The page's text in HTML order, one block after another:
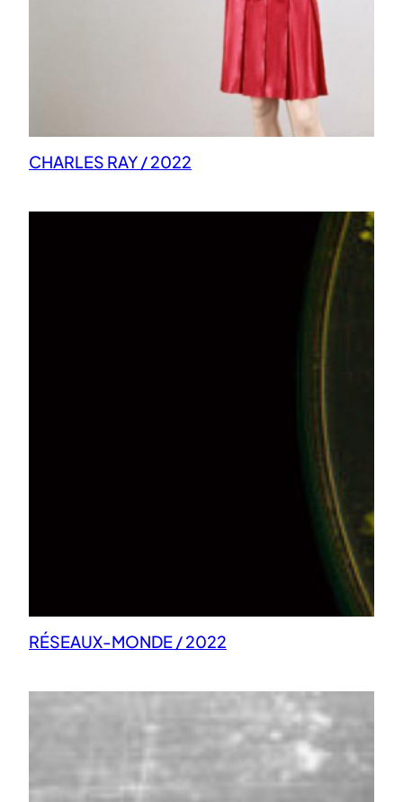
CHARLES RAY / 2022
RÉSEAUX-MONDE / 2022